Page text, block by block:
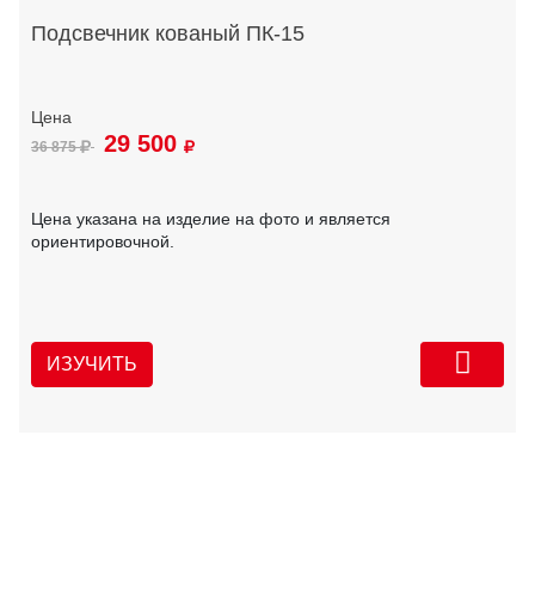
Подсвечник кованый ПК-15
36 875 29 500
Цена указана на изделие на фото и является
ориентировочной.
ИЗУЧИТЬ